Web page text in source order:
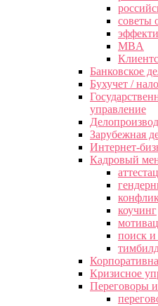
советы
MBA
Банковское
Бухучет /
управление
Зарубежная
Интернет-
Кадровый
коучинг
поиск и
Кризисное
Переговоры